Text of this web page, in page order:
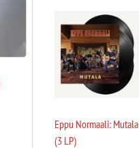
Eppu Normaali: Mutala
(3 LP)